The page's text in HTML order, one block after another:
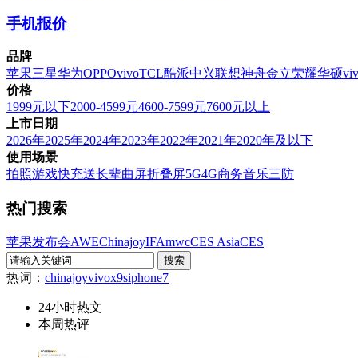
手机报价
品牌
苹果三星华为OPPOvivoTCL酷派中兴联想神舟金立荣耀华硕
价格
1999元以下2000-4599元4600-7599元7600元以上
上市日期
2026年2025年2024年2023年2022年2021年2020年及以下
使用场景
拍照游戏快充送长辈曲屏折叠屏5G4G商务音乐三防
热门搜索
苹果发布会AWEChinajoyIFAmwcCES AsiaCES
热词： chinajoyvivox9siphone7
24小时热文
本周热评